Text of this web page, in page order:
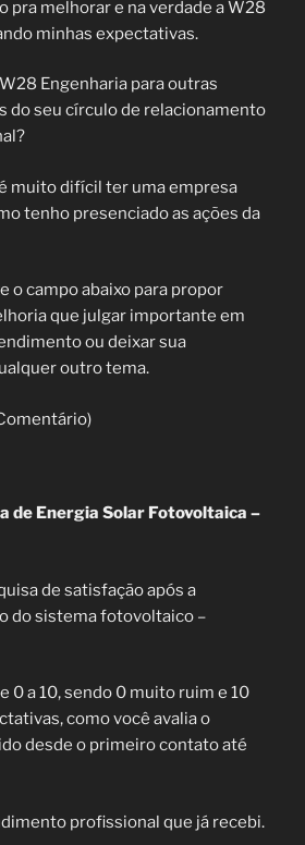
pra melhorar e na verdade a W28
minhas expectativas.
Engenharia para outras
do seu círculo de relacionamento
muito difícil ter uma empresa
tenho presenciado as ações da
o campo abaixo para propor
que julgar importante em
ou deixar sua
outro tema.
de Energia Solar Fotovoltaica –
de satisfação após a
do sistema fotovoltaico –
0 a 10, sendo 0 muito ruim e 10
como você avalia o
desde o primeiro contato até
profissional que já recebi.